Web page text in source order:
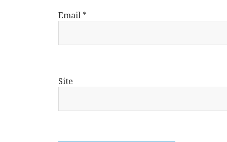
Email *
Site